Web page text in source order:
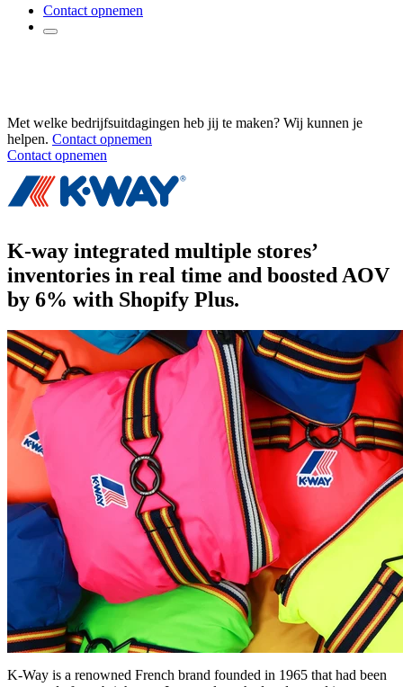
Contact opnemen
Met welke bedrijfsuitdagingen heb jij te maken? Wij kunnen je
helpen. Contact opnemen
Contact opnemen
K-way integrated multiple stores’
inventories in real time and boosted AOV
by 6% with Shopify Plus.
K-Way is a renowned French brand founded in 1965 that had been